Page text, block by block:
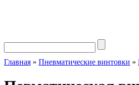
Главная » Пневматические винтовки »